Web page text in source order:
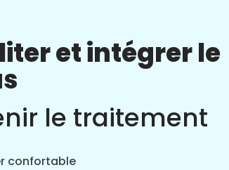
et intégrer le
le traitement
confortable
médicale et
Mises à